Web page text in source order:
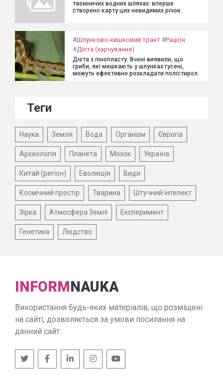
таємничих водних шляхах: вперше
створено карту цих невидимих річок.
#Шлунково-кишковий тракт #Раціон
#Дієта (харчування)
Дієта з пінопласту. Вчені виявили, що
гриби, які мешкають у шлунках гусені,
можуть ефективно розкладати полістирол.
Теги
Наука Земля Вода Організм Європа
Археологія Планета Мозок Україна
Китай (регіон) Еволюція Види
Космічний простір Тварина Штучний інтелект
Зірка Атмосфера Землі Експеримент
Генетика Людство
INFORMNAUKA
Використання будь-яких матеріалів, що розміщені
на сайті, дозволяється за умови посилання на
данний сайт.